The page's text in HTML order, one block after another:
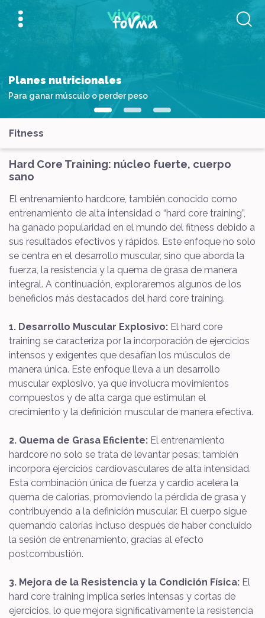
Planes nutricionales
Para ganar músculo o perder peso
Fitness
Hard Core Training: núcleo fuerte, cuerpo
sano
El entrenamiento hardcore, también conocido como
entrenamiento de alta intensidad o “hard core training”,
ha ganado popularidad en el mundo del fitness debido a
sus resultados efectivos y rápidos. Este enfoque no solo
se centra en el desarrollo muscular, sino que aborda la
fuerza, la resistencia y la quema de grasa de manera
integral. A continuación, exploraremos algunos de los
beneficios más destacados del hard core training.
1. Desarrollo Muscular Explosivo: El hard core
training se caracteriza por la incorporación de ejercicios
intensos y exigentes que desafían los músculos de
manera única. Este enfoque lleva a un desarrollo
muscular explosivo, ya que involucra movimientos
compuestos y de alta carga que estimulan el
crecimiento y la definición muscular de manera efectiva.
2. Quema de Grasa Eficiente: El entrenamiento
hardcore no solo se trata de levantar pesas; también
incorpora ejercicios cardiovasculares de alta intensidad.
Esta combinación única de fuerza y cardio acelera la
quema de calorías, promoviendo la pérdida de grasa y
contribuyendo a la definición muscular. El cuerpo sigue
quemando calorías incluso después de haber concluido
la sesión de entrenamiento, gracias al efecto
postcombustión.
3. Mejora de la Resistencia y la Condición Física: El
hard core training implica series intensas y cortas de
ejercicios, lo que mejora significativamente la resistencia